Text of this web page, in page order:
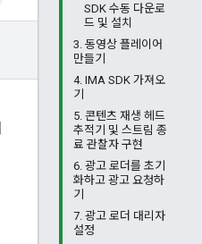
SDK 수동 다운로
드 및 설치
3. 동영상 플레이어
만들기
4. IMA SDK 가져오
기
5. 콘텐츠 재생 헤드
추적기 및 스트림 종
료 관찰자 구현
6. 광고 로더를 초기
화하고 광고 요청하
기
7. 광고 로더 대리자
설정